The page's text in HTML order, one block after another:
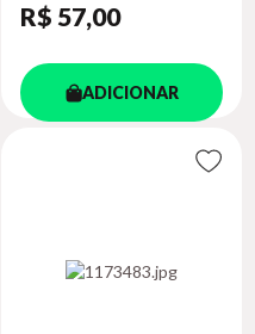
R$ 57,00
ADICIONAR